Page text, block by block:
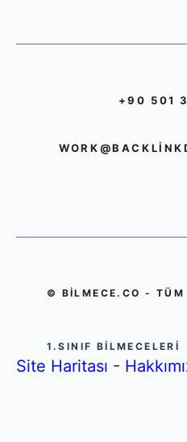
+90 501
© BILMECE.CO -
1.SINIF BILMECELERI
Site Haritası -